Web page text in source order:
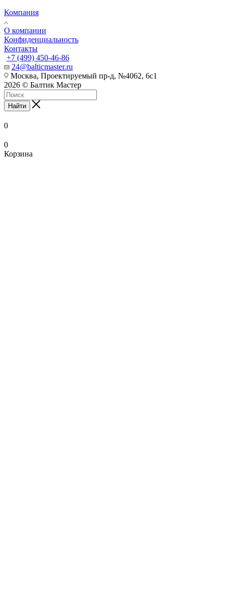
Компания
О компании
Конфиденциальность
Контакты
+7 (499) 450-46-86
24@balticmaster.ru
Москва, Проектируемый пр-д, №4062, 6с1
2026 © Балтик Мастер
Найти
0
0
Корзина